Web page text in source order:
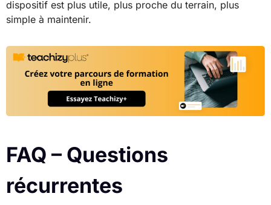
dispositif est plus utile, plus proche du terrain, plus
simple à maintenir.
FAQ – Questions
récurrentes